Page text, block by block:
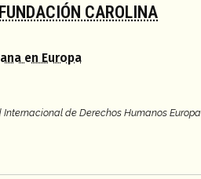
CAROLINA
en Europa
de Derechos Humanos Europa